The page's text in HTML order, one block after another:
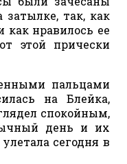
так, как
как нравилось ее
этой прически
пальцами
на Блейка,
спокойным,
день и их
сегодня в